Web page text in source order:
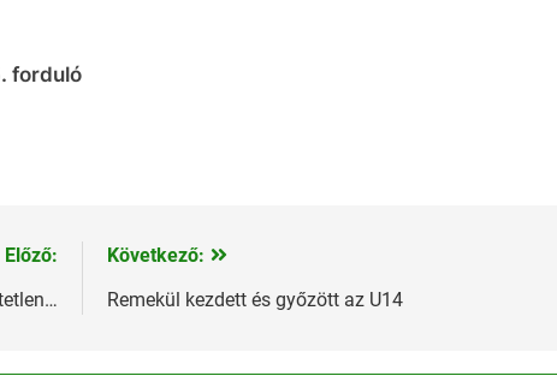
forduló
Előző:
Következő:
Remekül kezdett és győzött az U14